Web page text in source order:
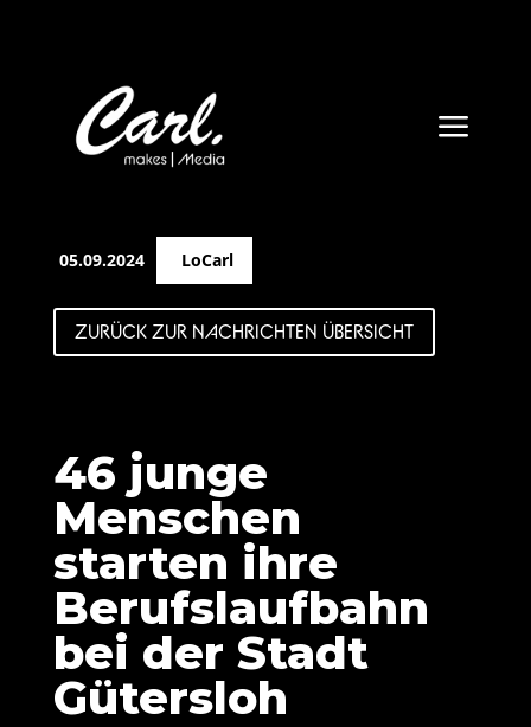
a
05.09.2024 LoCarl
ZURÜCK ZUR NACHRICHTEN ÜBERSICHT
46 junge
Menschen
starten ihre
Berufslaufbahn
bei der Stadt
Gütersloh